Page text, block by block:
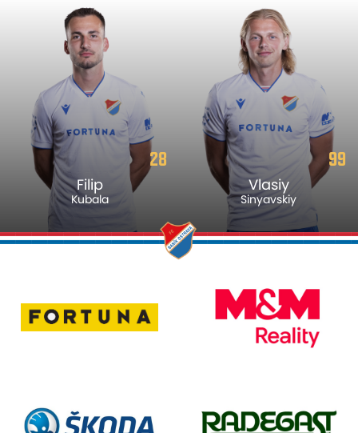
28
Filip
Kubala
99
Vlasiy
Sinyavskiy